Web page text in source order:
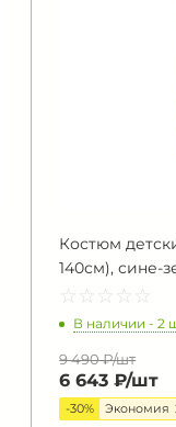
Костюм
140см), сине-
☆ ☆ ☆ ☆ ☆
★ ★ ★ ★ ★
В наличии - 2
9 490 ₽/шт
6 643 ₽/шт
-30% Экономия